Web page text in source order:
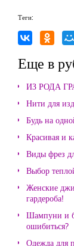
Теги:
Еще в
ИЗ РОДА
Нити для
Будь на
Красивая и
Виды фрез
Выбор
Женские
гардероба!
Шампуни и
ошибиться?
Одежда для